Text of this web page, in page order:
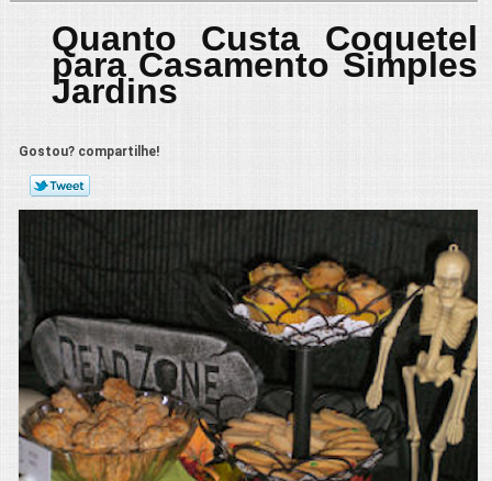
Quanto Custa Coquetel
para Casamento Simples
Jardins
Gostou? compartilhe!